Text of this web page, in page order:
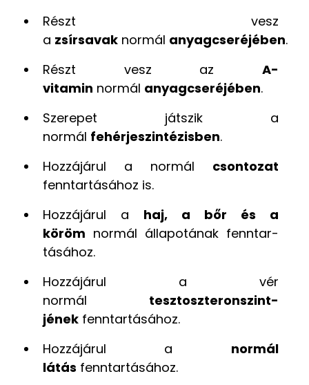
Részt vesz
a zsírsavak normál anyagcseréjében.
Részt vesz az A-
vitamin normál anyagcseré­jében.
Szerepet játszik a
normál fehérjeszintézisben.
Hozzájárul a normál csontozat
fenntartásához is.
Hozzájárul a haj, a bőr és a
köröm normál állapotának fenntar­
tásához.
Hozzájárul a vér
normál tesztoszteronszint­
jének fenntartásához.
Hozzájárul a normál
látás fenntartásához.